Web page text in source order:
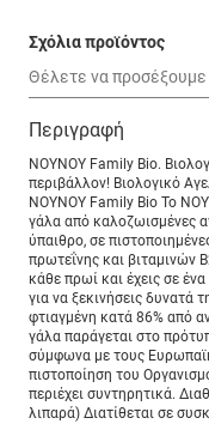
Σχόλια προϊόντος
Περιγραφή
NOYNOY Family Bio.
περιβάλλον! Βιολογικό
ΝΟΥΝΟΥ Family Bio Το
γάλα από καλοζωισμένες
ύπαιθρο, σε
πρωτεΐνης και βιταμινών
κάθε πρωί και έχεις σε
για να ξεκινήσεις δυνατά
φτιαγμένη κατά 86% από
γάλα παράγεται στο
σύμφωνα με τους
πιστοποίηση του
περιέχει συντηρητικά.
λιπαρά) Διατίθεται σε